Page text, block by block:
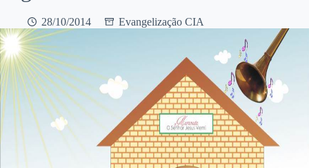
28/10/2014 Evangelização CIA